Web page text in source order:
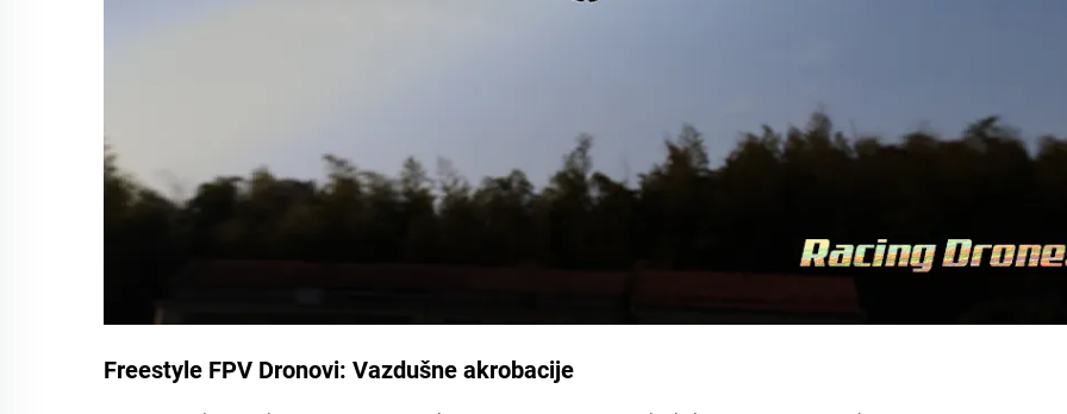
Freestyle FPV Dronovi: Vazdušne akrobacije